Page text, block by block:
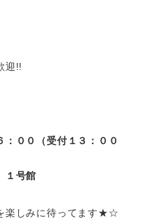
迎!!
００（受付１３：００
１号館
楽しみに待ってます★☆